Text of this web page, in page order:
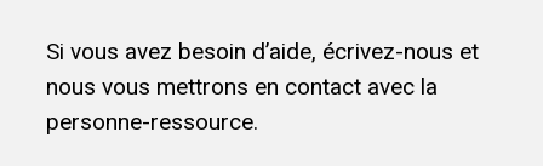
Si vous avez besoin d’aide, écrivez-nous et
nous vous mettrons en contact avec la
personne-ressource.